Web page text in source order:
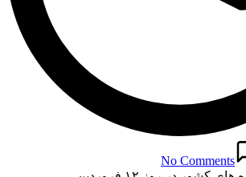
No Comments